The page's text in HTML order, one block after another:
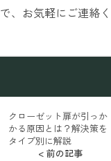
で、お気軽にご連絡く
< 前の記事
クローゼット扉が引っか
かる原因とは？解決策を
タイプ別に解説